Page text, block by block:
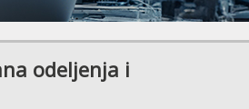
odeljenja i